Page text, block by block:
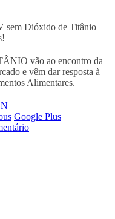
sem Dióxido de Titânio
vão ao encontro da
e vêm dar resposta à
Alimentares.
Google Plus